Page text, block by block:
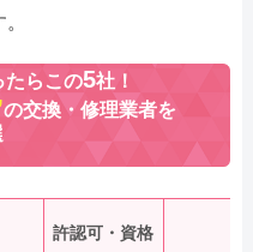
たらこの5社！
の交換・修理業者を
許認可・資格